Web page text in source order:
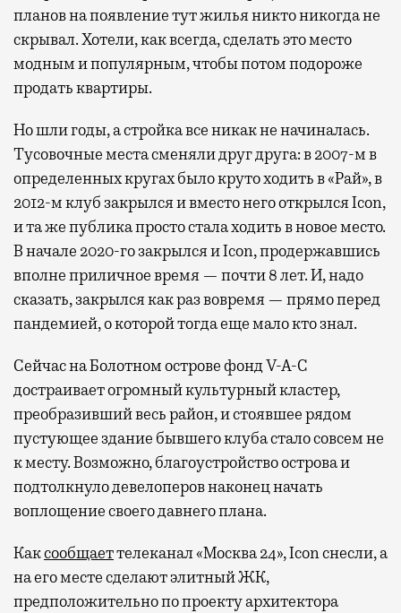
планов на появление тут жилья никто никогда не
скрывал. Хотели, как всегда, сделать это место
модным и популярным, чтобы потом подороже
продать квартиры.
Но шли годы, а стройка все никак не начиналась.
Тусовочные места сменяли друг друга: в 2007-м в
определенных кругах было круто ходить в «Рай», в
2012-м клуб закрылся и вместо него открылся Icon,
и та же публика просто стала ходить в новое место.
В начале 2020-го закрылся и Icon, продержавшись
вполне приличное время — почти 8 лет. И, надо
сказать, закрылся как раз вовремя — прямо перед
пандемией, о которой тогда еще мало кто знал.
Сейчас на Болотном острове фонд V-A-C
достраивает огромный культурный кластер,
преобразивший весь район, и стоявшее рядом
пустующее здание бывшего клуба стало совсем не
к месту. Возможно, благоустройство острова и
подтолкнуло девелоперов наконец начать
воплощение своего давнего плана.
Каксообщаеттелеканал «Москва 24», Icon снесли, а
на его месте сделают элитный ЖК,
предположительно по проекту архитектора